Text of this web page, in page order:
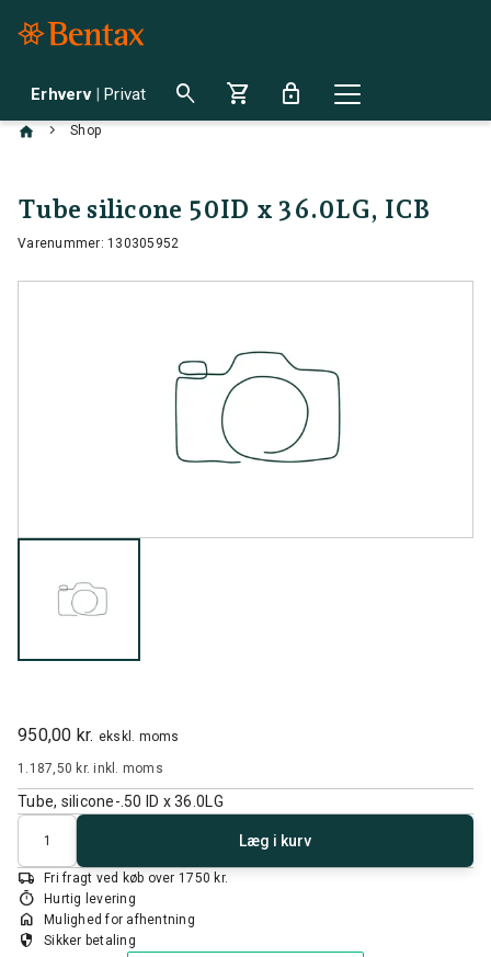
Erhverv | Privat search shopping_cart lock
chevron_right Shop
Tube silicone 50ID x 36.0LG, ICB
Varenummer: 130305952
950,00 kr. ekskl. moms
1.187,50 kr.inkl. moms
Tube, silicone-.50 ID x 36.0LG
Antal
Læg i kurv
local_shipping Fri fragt ved køb over 1750 kr.
timer Hurtig levering
home Mulighed for afhentning
security Sikker betaling